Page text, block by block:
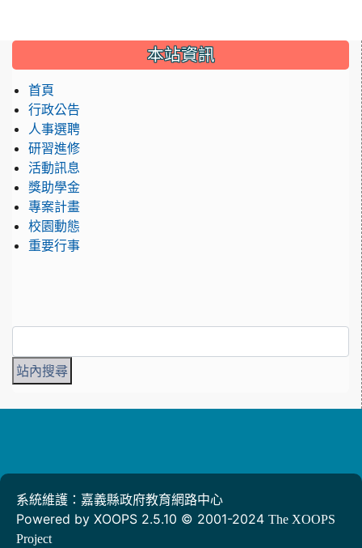
::: 本站資訊
首頁
行政公告
人事選聘
研習進修
活動訊息
獎助學金
專案計畫
校園動態
重要行事
系統維護：嘉義縣政府教育網路中心
Powered by XOOPS 2.5.10 © 2001-2024 The XOOPS
Project